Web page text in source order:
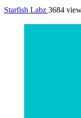
Starfish Labz 3684